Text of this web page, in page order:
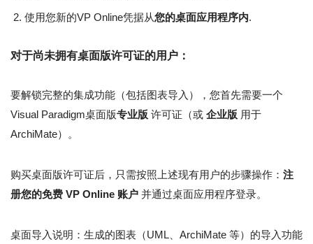
使用您新的VP Online凭据从您的桌面应用程序内.
对于尚未拥有桌面版许可证的用户：
要解锁完整的集成功能（包括图表导入），您首先需要一个
Visual Paradigm桌面版专业版 许可证（或 企业版 用于
ArchiMate）。
购买桌面版许可证后，只需按照上述现有用户的步骤操作： 注
册您的免费 VP Online 账户 并通过桌面应用程序登录。
桌面导入说明：生成的图表（UML、ArchiMate 等）的导入功能